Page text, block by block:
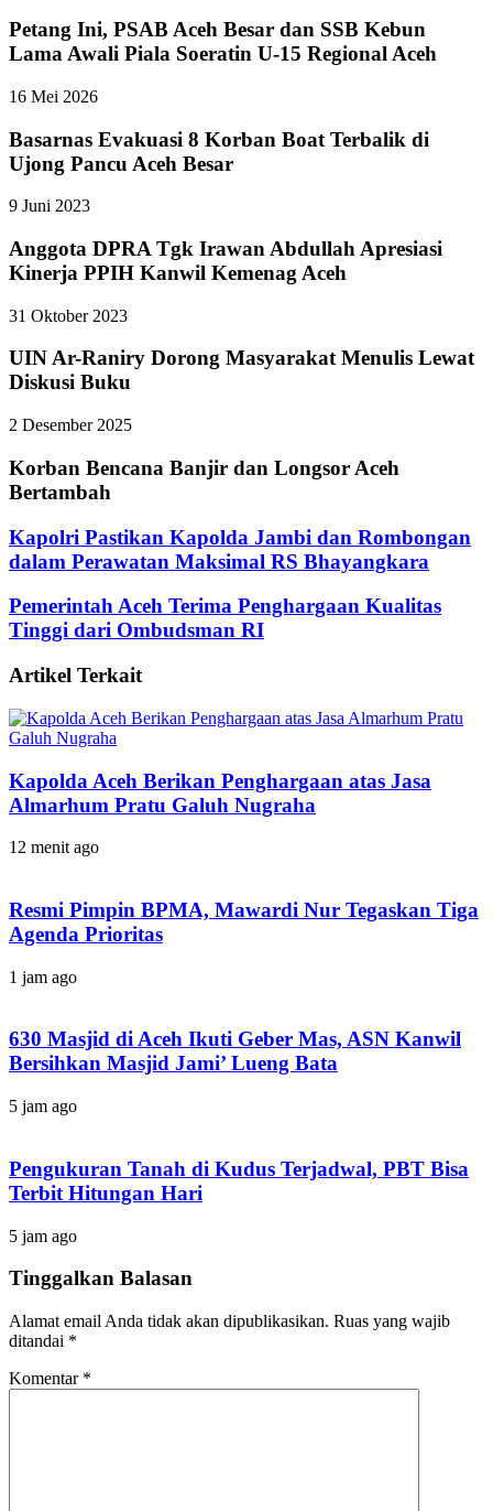
Petang Ini, PSAB Aceh Besar dan SSB Kebun
Lama Awali Piala Soeratin U-15 Regional Aceh
16 Mei 2026
Basarnas Evakuasi 8 Korban Boat Terbalik di
Ujong Pancu Aceh Besar
9 Juni 2023
Anggota DPRA Tgk Irawan Abdullah Apresiasi
Kinerja PPIH Kanwil Kemenag Aceh
31 Oktober 2023
UIN Ar-Raniry Dorong Masyarakat Menulis Lewat
Diskusi Buku
2 Desember 2025
Korban Bencana Banjir dan Longsor Aceh
Bertambah
Kapolri Pastikan Kapolda Jambi dan Rombongan
dalam Perawatan Maksimal RS Bhayangkara
Pemerintah Aceh Terima Penghargaan Kualitas
Tinggi dari Ombudsman RI
Artikel Terkait
Kapolda Aceh Berikan Penghargaan atas Jasa
Almarhum Pratu Galuh Nugraha
12 menit ago
Resmi Pimpin BPMA, Mawardi Nur Tegaskan Tiga
Agenda Prioritas
1 jam ago
630 Masjid di Aceh Ikuti Geber Mas, ASN Kanwil
Bersihkan Masjid Jami’ Lueng Bata
5 jam ago
Pengukuran Tanah di Kudus Terjadwal, PBT Bisa
Terbit Hitungan Hari
5 jam ago
Tinggalkan Balasan
Alamat email Anda tidak akan dipublikasikan. Ruas yang wajib
ditandai *
Komentar *